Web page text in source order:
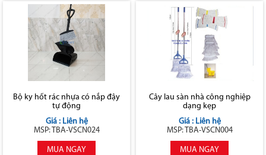
Bộ ky hốt rác nhựa có nắp đậy
tự động
Giá : Liên hệ
MSP: TBA-VSCN024
MUA NGAY
Cây lau sàn nhà công nghiệp
dạng kẹp
Giá : Liên hệ
MSP: TBA-VSCN004
MUA NGAY